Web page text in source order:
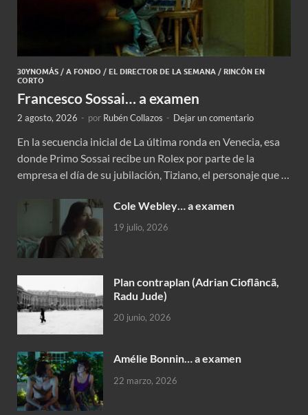
30YNOMÁS / A FONDO / EL DIRECTOR DE LA SEMANA / RINCÓN EN
CORTO
Francesco Sossai… a examen
2 agosto, 2026 - por Rubén Collazos - Dejar un comentario
En la secuencia inicial de La última ronda en Venecia, esa
donde Primo Sossai recibe un Rolex por parte de la
empresa el día de su jubilación, Tiziano, el personaje que …
Cole Webley… a examen
19 julio, 2026
Plan contraplan (Adrian Cioflâncã,
Radu Jude)
20 junio, 2026
Amélie Bonnin… a examen
22 marzo, 2026